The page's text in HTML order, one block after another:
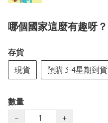
哪個國家這麼有趣呀？
存貨
現貨
預購:3-4星期到貨
數量
−
+